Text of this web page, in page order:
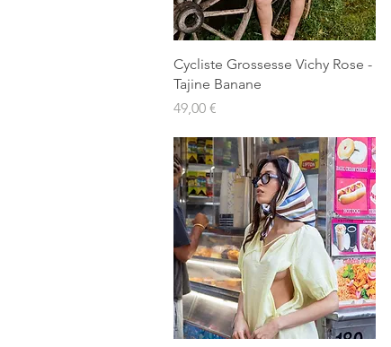
Aperçu rapide
Cycliste Grossesse Vichy Rose -
Tajine Banane
Prix
49,00 €